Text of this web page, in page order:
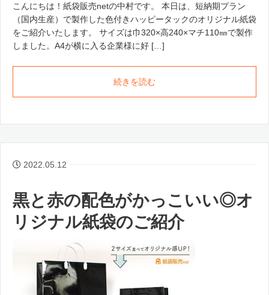
こんにちは！紙袋販売netの中村です。 本日は、短納期プラン
（国内生産）で製作した色付きハッピータックのオリジナル紙袋
をご紹介いたします。 サイズは巾320×高240×マチ110㎜で製作
しました。A4が横に入る企業様に好 […]
続きを読む
2022.05.12
黒と赤の配色がかっこいい◎オ
リジナル紙袋のご紹介